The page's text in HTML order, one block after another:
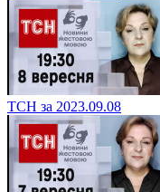
ТСН за 2023.09.08